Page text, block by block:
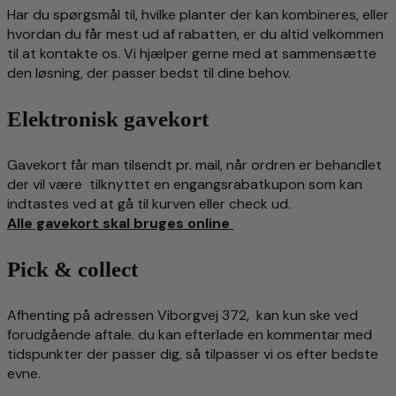
Har du spørgsmål til, hvilke planter der kan kombineres, eller
hvordan du får mest ud af rabatten, er du altid velkommen
til at kontakte os. Vi hjælper gerne med at sammensætte
den løsning, der passer bedst til dine behov.
Elektronisk gavekort
Gavekort får man tilsendt pr. mail, når ordren er behandlet
der vil være tilknyttet en engangsrabatkupon som kan
indtastes ved at gå til kurven eller check ud.
Alle gavekort skal bruges online
Pick & collect
Afhenting på adressen Viborgvej 372, kan kun ske ved
forudgående aftale. du kan efterlade en kommentar med
tidspunkter der passer dig, så tilpasser vi os efter bedste
evne.